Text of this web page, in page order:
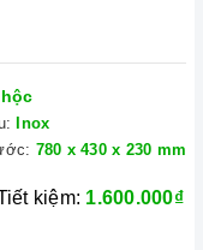
Inox
780 x 430 x 230 mm
kiệm: 1.600.000₫